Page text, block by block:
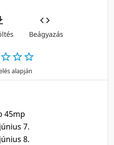
Beágyazás
alapján
45mp
7.
8.